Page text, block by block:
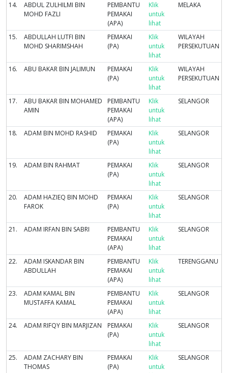
14.
ABDUL ZULHILMI BIN
MOHD FAZLI
PEMBANTU
PEMAKAI
(APA)
Klik
untuk
lihat
MELAKA
15.
ABDULLAH LUTFI BIN
MOHD SHARIMSHAH
PEMAKAI
(PA)
Klik
untuk
lihat
WILAYAH
PERSEKUTUAN
16. ABU BAKAR BIN JALIMUN
PEMAKAI
(PA)
Klik
untuk
lihat
WILAYAH
PERSEKUTUAN
17.
ABU BAKAR BIN MOHAMED
AMIN
PEMBANTU
PEMAKAI
(APA)
Klik
untuk
lihat
SELANGOR
18. ADAM BIN MOHD RASHID
PEMAKAI
(PA)
Klik
untuk
lihat
SELANGOR
19. ADAM BIN RAHMAT
PEMAKAI
(PA)
Klik
untuk
lihat
SELANGOR
20.
ADAM HAZIEQ BIN MOHD
FAROK
PEMAKAI
(PA)
Klik
untuk
lihat
SELANGOR
21. ADAM IRFAN BIN SABRI
PEMBANTU
PEMAKAI
(APA)
Klik
untuk
lihat
SELANGOR
22.
ADAM ISKANDAR BIN
ABDULLAH
PEMBANTU
PEMAKAI
(APA)
Klik
untuk
lihat
TERENGGANU
23.
ADAM KAMAL BIN
MUSTAFFA KAMAL
PEMBANTU
PEMAKAI
(APA)
Klik
untuk
lihat
SELANGOR
24. ADAM RIFQY BIN MARJIZAN
PEMAKAI
(PA)
Klik
untuk
lihat
SELANGOR
25.
ADAM ZACHARY BIN
THOMAS
PEMAKAI
(PA)
Klik
untuk
SELANGOR